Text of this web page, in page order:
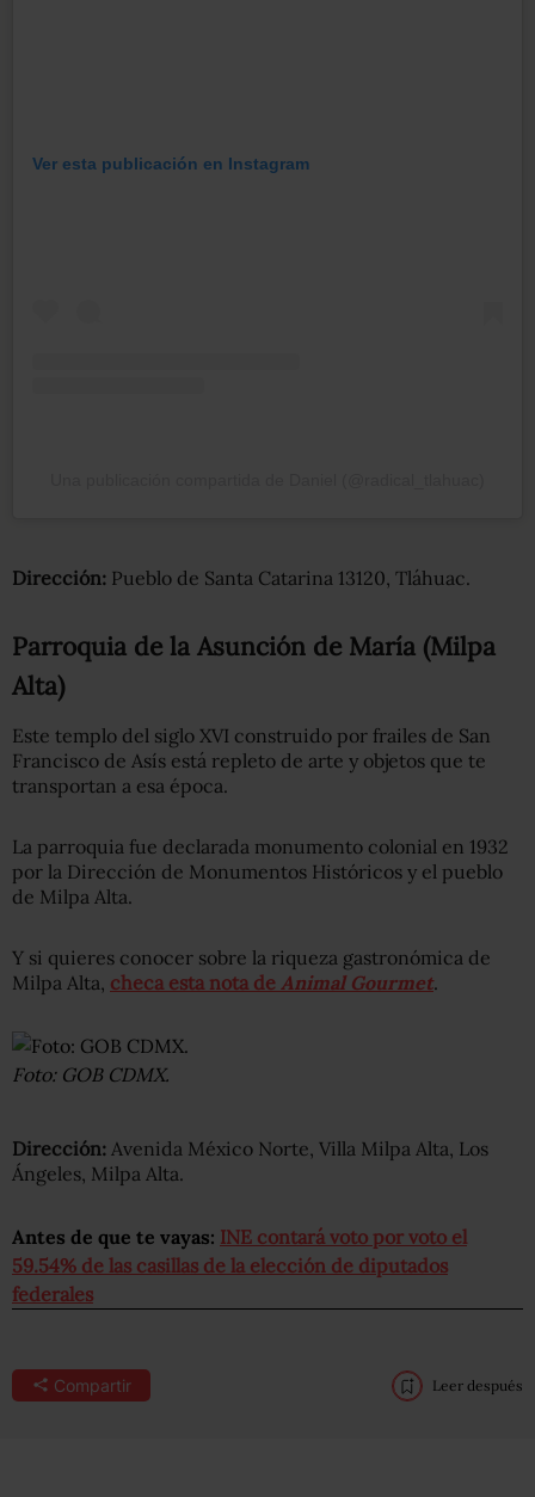
Ver esta publicación en Instagram
Dirección: Pueblo de Santa Catarina 13120, Tláhuac.
Parroquia de la Asunción de María (Milpa
Alta)
Este templo del siglo XVI construido por frailes de San
Francisco de Asís está repleto de arte y objetos que te
transportan a esa época.
La parroquia fue declarada monumento colonial en 1932
por la Dirección de Monumentos Históricos y el pueblo
de Milpa Alta.
Y si quieres conocer sobre la riqueza gastronómica de
Milpa Alta, checa esta nota de Animal Gourmet.
Foto: GOB CDMX.
Dirección: Avenida México Norte, Villa Milpa Alta, Los
Ángeles, Milpa Alta.
Antes de que te vayas: INE contará voto por voto el
59.54% de las casillas de la elección de diputados
federales
Compartir Leer después